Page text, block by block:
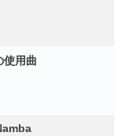
使用曲